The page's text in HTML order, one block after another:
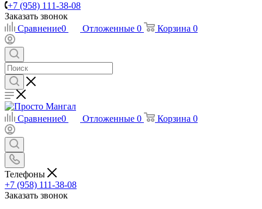
+7 (958) 111-38-08
Заказать звонок
Сравнение0 Отложенные 0 Корзина 0
Сравнение0 Отложенные 0 Корзина 0
Телефоны
+7 (958) 111-38-08
Заказать звонок